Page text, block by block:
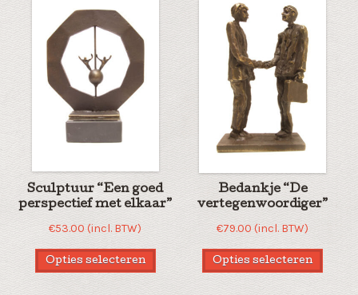
Sculptuur “Een goed
perspectief met elkaar”
€53.00 (incl. BTW)
Opties selecteren
Bedankje “De
vertegenwoordiger”
€79.00 (incl. BTW)
Opties selecteren